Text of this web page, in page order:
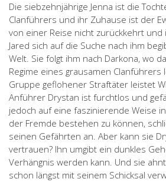
Die siebzehnjährige Jenna ist die
Clanführers und ihr Zuhause ist der
von einer Reise nicht zurückkehrt und
Jared sich auf die Suche nach ihm
Welt. Sie folgt ihm nach Darkona, wo
Regime eines grausamen Clanführers
Gruppe geflohener Straftäter leistet
Anführer Drystan ist furchtlos und
jedoch auf eine faszinierende Weise
der Fremde bestehen zu können,
seinen Gefährten an. Aber kann sie
vertrauen? Ihn umgibt ein dunkles
Verhängnis werden kann. Und sie
schon längst mit seinem Schicksal